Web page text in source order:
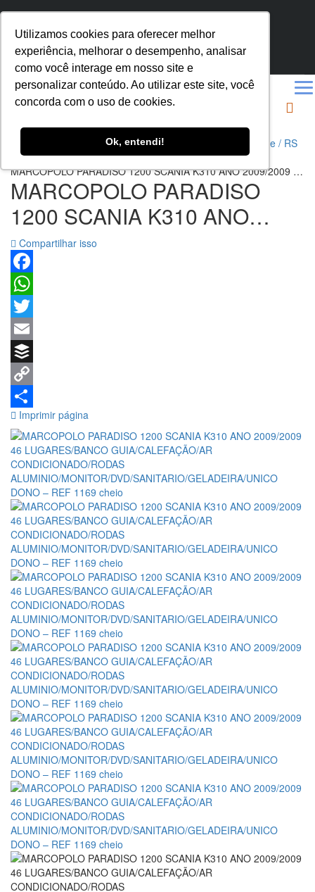
Utilizamos cookies para oferecer melhor
experiência, melhorar o desempenho, analisar
como você interage em nosso site e
personalizar conteúdo. Ao utilizar este site, você
concorda com o uso de cookies.
Ok, entendi!
AV. A. J. RENNER, 535 - HUMAITÁ, PORTO ALEGRE - RS
(51) 3272-7795
Ônibus Usados e Seminovos MarcoPeças, em Porto Alegre / RS
Veículos>ÔNIBUS RODOVIARIO>
MARCOPOLO PARADISO 1200 SCANIA K310 ANO 2009/2009 46
LUGARES/BANCO GUIA/CALEFAÇÃO/AR
CONDICIONADO/RODAS
ALUMINIO/MONITOR/DVD/SANITARIO/GELADEIRA/UNICO
DONO – REF 1169
MARCOPOLO PARADISO
1200 SCANIA K310 ANO
2009/2009 46
LUGARES/BANCO
GUIA/CALEFAÇÃO/AR
CONDICIONADO/RODAS
ALUMINIO/MONITOR/DVD/
DONO – REF 1169
Compartilhar isso
Facebook
WhatsApp
Twitter
Email
Buffer
Copy
Link
Share
Imprimir página